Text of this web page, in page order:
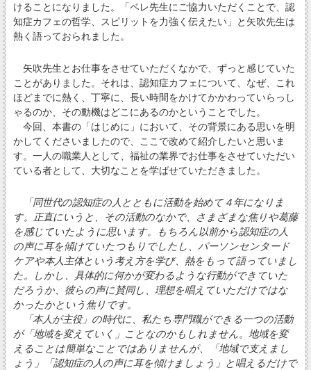
けることになりました。「ベレ先生にご協力いただくことで、認
知症カフェの哲学、スピリットを力強く伝えたい」と矢吹先生は
熱く語っておられました。
矢吹先生とお仕事をさせていただくなかで、ずっと感じていた
ことがありました。それは、認知症カフェについて、なぜ、これ
ほどまでに熱く、丁寧に、長い時間をかけてかかわっていらっし
ゃるのか、その動機はどこにあるのかということでした。
今回、本書の「はじめに」において、その背景にある思いを明
かしてくださいましたので、ここで改めて紹介したいと思いま
す。一人の職業人として、福祉の業界でお仕事をさせていただい
ている者として、大切なことを学ばせていただきました。
「同世代の認知症の人とともに活動を始めて４年になりま
す。正直にいうと、その活動のなかで、さまざまな焦りや葛藤
を感じていたように思います。もちろん以前から認知症の人
の声に耳を傾けていたつもりでしたし、パーソンセンタード
ケアや本人主体という考え方を学び、熱をもって語っていまし
た。しかし、具体的に何かが変わるような行動ができていた
だろうか、彼らの声に賛同し、理想を唱えていただけではな
かったかという焦りです。
「本人が主役」の時代に、私たち専門職ができる一つの活動
が「地域を変えていく」ことなのかもしれません。地域を変
えることは簡単なことではありませんが、「地域で支えまし
ょう」「認知症の人の声に耳を傾けましょう」と唱えるだけで